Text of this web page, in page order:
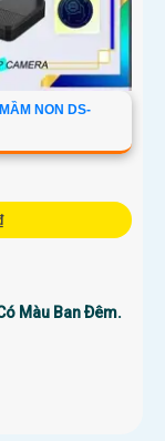
NON DS-
Màu Ban Ðêm.